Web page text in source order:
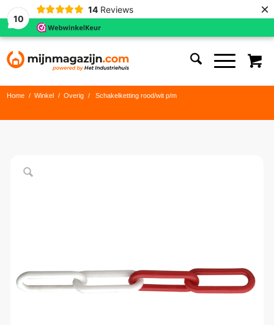
10
14 Reviews ×
Home / Winkel / Overig / Schakelketting rood/wit p/m